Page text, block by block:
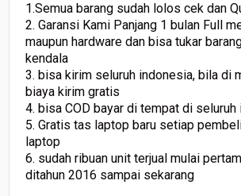
1.Semua barang sudah lolos cek dan
2. Garansi Kami Panjang 1 bulan Full
maupun hardware dan bisa tukar
kendala
3. bisa kirim seluruh indonesia, bila di
biaya kirim gratis
4. bisa COD bayar di tempat di seluruh
5. Gratis tas laptop baru setiap
laptop
6. sudah ribuan unit terjual mulai
ditahun 2016 sampai sekarang